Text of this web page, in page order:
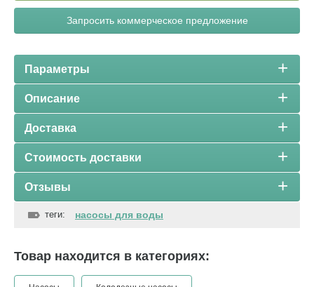
Запросить коммерческое предложение
Параметры
Описание
Доставка
Стоимость доставки
Отзывы
теги: насосы для воды
Товар находится в категориях: